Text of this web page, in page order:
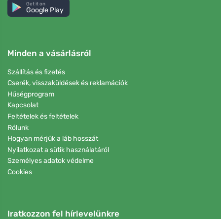
Get it on
Google Play
Minden a vásárlásról
Szállítás és fizetés
Cserék, visszaküldések és reklamációk
Hűségprogram
Kapcsolat
Feltételek és feltételek
Rólunk
Hogyan mérjük a láb hosszát
Nyilatkozat a sütik használatáról
Személyes adatok védelme
Cookies
Iratkozzon fel hírlevelünkre